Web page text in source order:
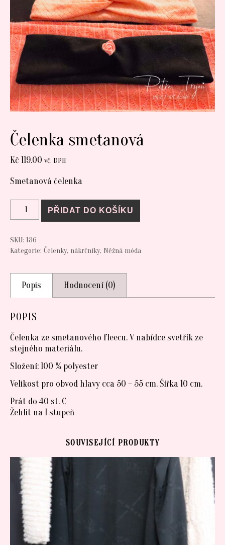
Čelenka smetanová
Kč 119.00 vč. DPH
Smetanová čelenka
Čelenka smetanová množství
PŘIDAT DO KOŠÍKU
SKU: 136
Kategorie: Čelenky, nákrčníky, Něžná móda
Popis Hodnocení (0)
POPIS
Čelenka ze smetanového fleecu. V nabídce svetřík ze
stejného materiálu.
Složení: 100 % polyester
Velikost pro obvod hlavy cca 50 – 55 cm. Šířka 10 cm.
Prát do 40 st. C
Žehlit na 1 stupeň
SOUVISEJÍCÍ PRODUKTY